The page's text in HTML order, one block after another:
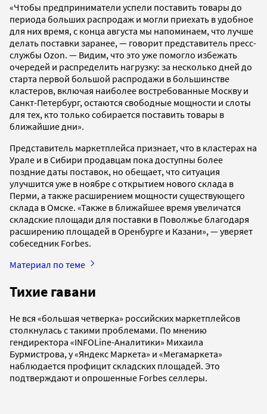
«Чтобы предприниматели успели поставить товары до
периода больших распродаж и могли приехать в удобное
для них время, с конца августа мы напоминаем, что лучше
делать поставки заранее, — говорит представитель пресс-
службы Ozon. — Видим, что это уже помогло избежать
очередей и распределить нагрузку: за несколько дней до
старта первой большой распродажи в большинстве
кластеров, включая наиболее востребованные Москву и
Санкт-Петербург, остаются свободные мощности и слоты
для тех, кто только собирается поставить товары в
ближайшие дни».
Представитель маркетплейса признает, что в кластерах на
Урале и в Сибири продавцам пока доступны более
поздние даты поставок, но обещает, что ситуация
улучшится уже в ноябре с открытием нового склада в
Перми, а также расширением мощности существующего
склада в Омске. «Также в ближайшее время увеличатся
складские площади для поставки в Поволжье благодаря
расширению площадей в Оренбурге и Казани», — уверяет
собеседник Forbes.
Материал по теме
Тихие гавани
Не вся «большая четверка» российских маркетплейсов
столкнулась с такими проблемами. По мнению
гендиректора «INFOLine-Аналитики» Михаила
Бурмистрова, у «Яндекс Маркета» и «Мегамаркета»
наблюдается профицит складских площадей. Это
подтверждают и опрошенные Forbes селлеры.